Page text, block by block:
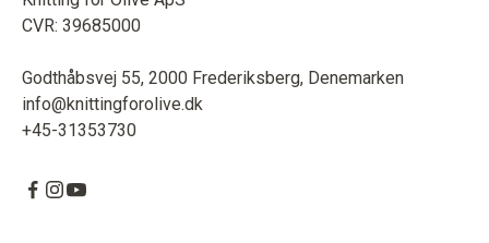
CVR: 39685000
Godthåbsvej 55, 2000 Frederiksberg, Denemarken
info@knittingforolive.dk
+45-31353730